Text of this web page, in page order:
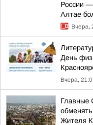
России —
Алтае
Вчера,
День
Вчера,
Главные
обменять
Жителя